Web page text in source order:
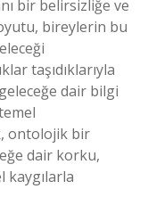
bir belirsizliğe ve
bireylerin bu
taşıdıklarıyla
dair bilgi
ontolojik bir
dair korku,
kaygılarla